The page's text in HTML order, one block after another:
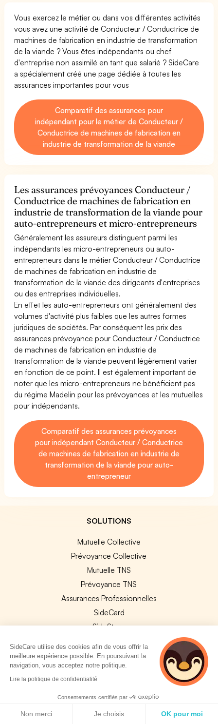
Vous exercez le métier ou dans vos différentes activités
vous avez une activité de Conducteur / Conductrice de
machines de fabrication en industrie de transformation
de la viande ? Vous êtes indépendants ou chef
d'entreprise non assimilé en tant que salarié ? SideCare
a spécialement créé une page dédiée à toutes les
assurances importantes pour vous
Comparatif des assurances pour
indépendant pour le métier de Conducteur /
Conductrice de machines de fabrication en
industrie de transformation de la viande
Les assurances prévoyances Conducteur /
Conductrice de machines de fabrication en
industrie de transformation de la viande pour
auto-entrepreneurs et micro-entrepreneurs
Généralement les assureurs distinguent parmi les
indépendants les micro-entrepreneurs ou auto-
entrepreneurs dans le métier Conducteur / Conductrice
de machines de fabrication en industrie de
transformation de la viande des dirigeants d'entreprises
ou des entreprises individuelles.
En effet les auto-entrepreneurs ont généralement des
volumes d'activité plus faibles que les autres formes
juridiques de sociétés. Par conséquent les prix des
assurances prévoyance pour Conducteur / Conductrice
de machines de fabrication en industrie de
transformation de la viande peuvent légèrement varier
en fonction de ce point. Il est également important de
noter que les micro-entrepreneurs ne bénéficient pas
du régime Madelin pour les prévoyances et les mutuelles
pour indépendants.
Comparatif des assurances prévoyances
pour indépendant Conducteur / Conductrice
de machines de fabrication en industrie de
transformation de la viande pour auto-
entrepreneur
SOLUTIONS
Mutuelle Collective
Prévoyance Collective
Mutuelle TNS
Prévoyance TNS
Assurances Professionnelles
SideCard
SideStore
SERVICES ENTREPRISE
Explorer nos offres
Changer de contrat collectif
Assurance sur mesure
SideCare utilise des cookies afin de vous offrir la
meilleure expérience possible. En poursuivant la
navigation, vous acceptez notre politique.
Lire la politique de confidentialité
Consentements certifiés par
Non merci Je choisis OK pour moi
2 personnes
consultent
actuellement cette